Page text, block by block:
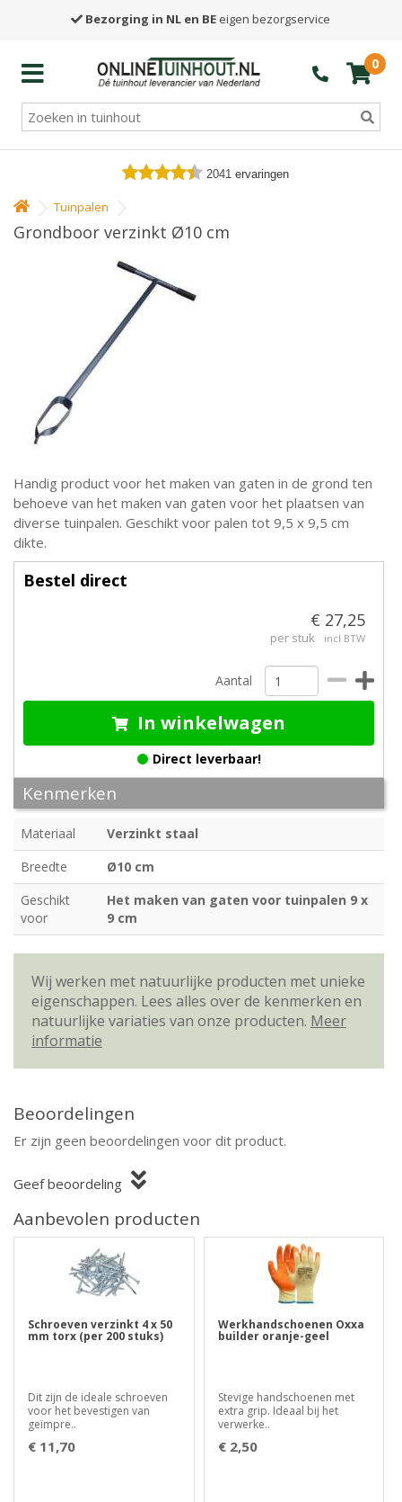
Bezorging in NL en BE eigen bezorgservice
0
2041 ervaringen
Tuinpalen
Grondboor verzinkt Ø10 cm
Handig product voor het maken van gaten in de grond ten
behoeve van het maken van gaten voor het plaatsen van
diverse tuinpalen. Geschikt voor palen tot 9,5 x 9,5 cm
dikte.
Bestel direct
€ 27,25
per stuk incl BTW
Aantal
In winkelwagen
Direct leverbaar!
Kenmerken
Materiaal
Verzinkt staal
Breedte
Ø10 cm
Geschikt
voor
Het maken van gaten voor tuinpalen 9 x
9 cm
Wij werken met natuurlijke producten met unieke
eigenschappen. Lees alles over de kenmerken en
natuurlijke variaties van onze producten. Meer
informatie
Beoordelingen
Er zijn geen beoordelingen voor dit product.
Geef beoordeling
Aanbevolen producten
Schroeven verzinkt 4 x 50
mm torx (per 200 stuks)
Dit zijn de ideale schroeven
voor het bevestigen van
geïmpre..
€ 11,70
Werkhandschoenen Oxxa
builder oranje-geel
Stevige handschoenen met
extra grip. Ideaal bij het
verwerke..
€ 2,50